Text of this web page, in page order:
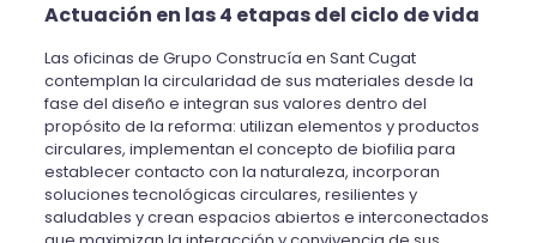
Actuación en las 4 etapas del ciclo de vida
Las oficinas de Grupo Construcía en Sant Cugat
contemplan la circularidad de sus materiales desde la
fase del diseño e integran sus valores dentro del
propósito de la reforma: utilizan elementos y productos
circulares, implementan el concepto de biofilia para
establecer contacto con la naturaleza, incorporan
soluciones tecnológicas circulares, resilientes y
saludables y crean espacios abiertos e interconectados